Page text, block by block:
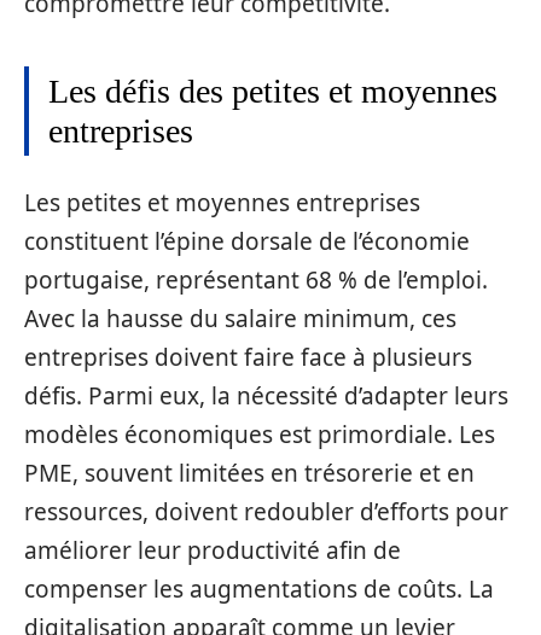
Les défis des petites et moyennes
entreprises
Les petites et moyennes entreprises
constituent l’épine dorsale de l’économie
portugaise, représentant 68 % de l’emploi.
Avec la hausse du salaire minimum, ces
entreprises doivent faire face à plusieurs
défis. Parmi eux, la nécessité d’adapter leurs
modèles économiques est primordiale. Les
PME, souvent limitées en trésorerie et en
ressources, doivent redoubler d’efforts pour
améliorer leur productivité afin de
compenser les augmentations de coûts. La
digitalisation apparaît comme un levier